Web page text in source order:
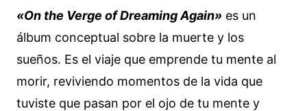
«On the Verge of Dreaming Again» es un
álbum conceptual sobre la muerte y los
sueños. Es el viaje que emprende tu mente al
morir, reviviendo momentos de la vida que
tuviste que pasan por el ojo de tu mente y